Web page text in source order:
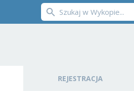
REJESTRACJA